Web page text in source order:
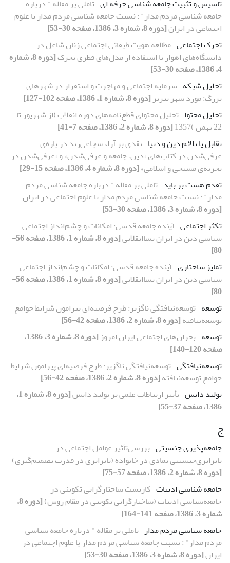
تاسیس و تثبیت جامعه شناسی حرفه ای تاملی بر مقاله " درباره
جامعه شناسی مردم مدار" : نسبت جامعه شناسی مردم مدار با علوم
اجتماعی در ایران[دوره 8، شماره 3، 1386، صفحه 30-53]
تحرک اجتماعی مطالعه هویت طبقاتی اجتماعی زنان شاغل در
دانشگاه‌های اهواز با استفاده از مدل‌های قطری تحرک
[دوره 8، شماره
4، 1386، صفحه 30-53]
تحلیل شبکه سرمایه اجتماعی و مهاجرت و استقرار در شهرهای
بزرگ: مورد شهر تبریز [دوره 8، شماره 1، 1386، صفحه 102-127]
تحلیل محتوا تحلیل محتوای قطع‌نامه‌های دوره انقلاب (از شهریور تا
22 بهمن )1357
[دوره 8، شماره 2، 1386، صفحه 7-41]
تقابل یا تلائمِ دین و دنیا نقدی بر آراء شجاعی‌زند در باره‌ی
عرفی‌شدن در کتاب‌های «دین، جامعه و عرفی‌شدن» و «عرفی‌شدن در
تجربه‌ی مسیحی و اسلامی»[دوره 8، شماره 4، 1386، صفحه 15-29]
تقدم هست بر باید تاملی بر مقاله " درباره جامعه شناسی مردم
مدار" : نسبت جامعه شناسی مردم مدار با علوم اجتماعی در ایران
[دوره 8، شماره 3، 1386، صفحه 30-53]
تکثر اجتماعی آینده جامعه قدسی: امکانات و چشم‌انداز اجتماعی ـ
سیاسی دین در ایران پساانقلابی
[دوره 8، شماره 1، 1386، صفحه 56-
80]
تمایز ساختاری آینده جامعه قدسی: امکانات و چشم‌انداز اجتماعی ـ
سیاسی دین در ایران پساانقلابی
[دوره 8، شماره 1، 1386، صفحه 56-
80]
توسعه توسعه‌نیافتگی ناگزیر: طرح فرضیه‌ای پیرامون شرایط جوامع
توسعه‌نیافته[دوره 8، شماره 2، 1386، صفحه 42-56]
توسعه بحران‌های اجتماعی ایران امروز
[دوره 8، شماره 3، 1386،
صفحه 120-140]
توسعه‌نیافتگی توسعه‌نیافتگی ناگزیر: طرح فرضیه‌ای پیرامون شرایط
جوامع توسعه‌نیافته[دوره 8، شماره 2، 1386، صفحه 42-56]
تولید دانش تأثیر ارتباطات علمی بر تولید دانش
[دوره 8، شماره 1،
1386، صفحه 37-55]
ج
جامعه‌پذیری جنسیتی بررسی‌تأثیر عوامل اجتماعی در
نابرابری‌جنسیتی نمادی در خانواده (نابرابری در قدرت تصمیم‌گیری)
[دوره 8، شماره 2، 1386، صفحه 57-75]
جامعه ­شناسی ادبیات کاربست ساختارگرایی تکوینی در
جامعه‌شناسی ادبیات (ساختارگرایی تکوینی در مقام روش)
[دوره 8،
شماره 3، 1386، صفحه 141-164]
جامعه شناسی مردم مدار تاملی بر مقاله " درباره جامعه شناسی
مردم مدار" : نسبت جامعه شناسی مردم مدار با علوم اجتماعی در
ایران[دوره 8، شماره 3، 1386، صفحه 30-53]